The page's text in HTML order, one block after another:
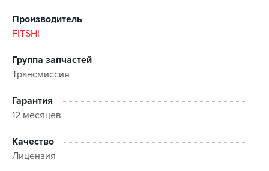
Производитель
FITSHI
Группа запчастей
Трансмиссия
Гарантия
12 месяцев
Качество
Лицензия